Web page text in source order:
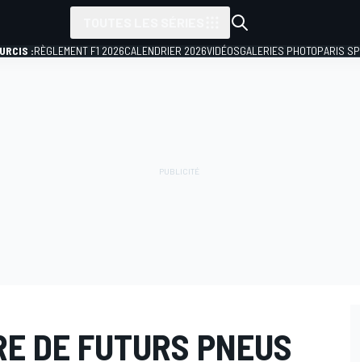
:RÈGLEMENT F1 2026CALENDRIER 2026VIDÉOSGALERIES PHOTOPARIS
DE FUTURS PNEUS